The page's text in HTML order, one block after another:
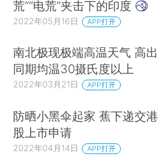
荒”“电荒”夹击下的印度
2022年05月16日 APP打开
南北极现极端高温天气 高出
同期均温30摄氏度以上
2022年03月21日 APP打开
防晒小黑伞起家 蕉下递交港
股上市申请
2022年04月14日 APP打开